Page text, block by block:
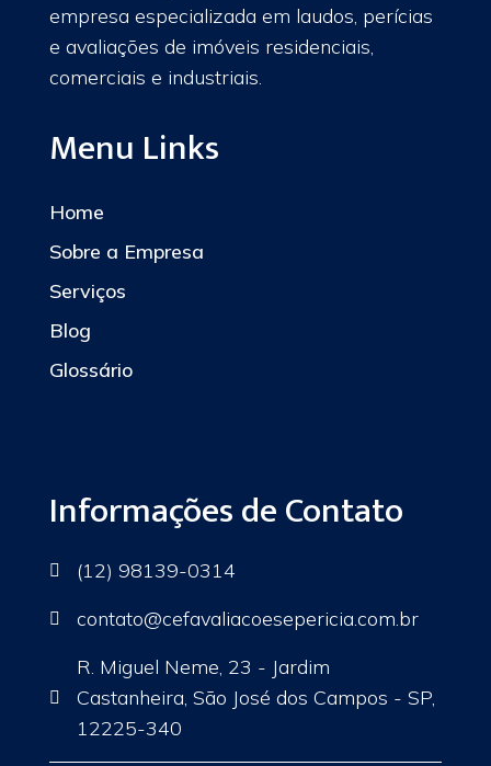
empresa especializada em laudos, perícias
e avaliações de imóveis residenciais,
comerciais e industriais.
Menu Links
Home
Sobre a Empresa
Serviços
Blog
Glossário
Informações de Contato
 (12) 98139-0314
 contato@cefavaliacoesepericia.com.br

R. Miguel Neme, 23 - Jardim
Castanheira, São José dos Campos - SP,
12225-340